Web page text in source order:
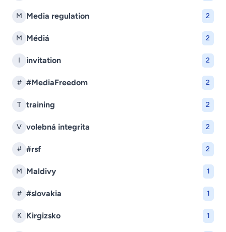
M Media regulation 2
M Médiá 2
I invitation 2
# #MediaFreedom 2
T training 2
V volebná integrita 2
# #rsf 2
M Maldivy 1
# #slovakia 1
K Kirgizsko 1